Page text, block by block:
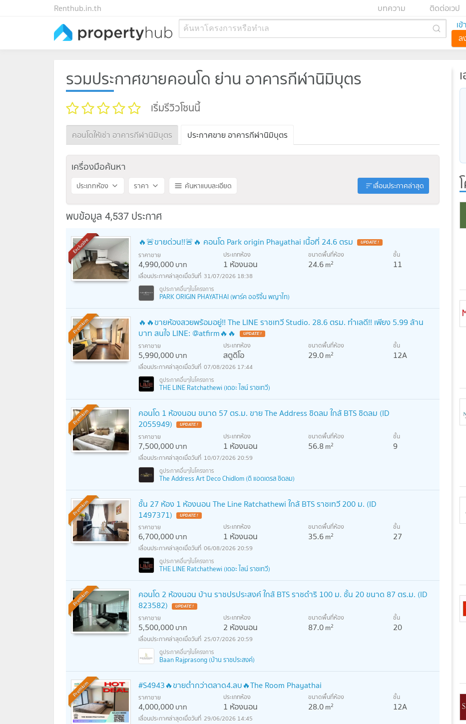
ติดต่อเวป
บทความ
Renthub.in.th
ค้นหาโครงการหรือทำเล เ
ล
รวมประกาศขายคอนโด ย่าน อาคารกีฬานิมิบุตร
เริ่มรีวิวโซนนี้
คอนโดให้เช่า อาคารกีฬานิมิบุตร ประกาศขาย อาคารกีฬานิมิบุตร
เครื่องมือค้นหา
ประเภทห้อง ราคา ค้นหาแบบละเอียด เลื่อนประกาศล่าสุด
พบข้อมูล 4,537 ประกาศ
Exclusive 🔥🚨ขายด่วน!!🚨🔥 คอนโด Park origin Phayathai เนื้อที่ 24.6 ตรม
ราคาขาย
4,990,000บาท
ประเภทห้อง
1 ห้องนอน
ขนาดพื้นที่ห้อง
24.6m2
ชั้น
11
31/07/2026 18:38
PARK ORIGIN PHAYATHAI (พาร์ค ออริจิ้น พญาไท)
Premium
🔥🔥ขายห้องสวยพร้อมอยู่!! The LINE ราชเทวี Studio. 28.6 ตรม. ทำเลดี!! เพียง 5.99 ล้าน
บาท สนใจ LINE: @atfirm🔥🔥
ราคาขาย
5,990,000บาท
ประเภทห้อง
สตูดิโอ
ขนาดพื้นที่ห้อง
29.0m2
ชั้น
12A
07/08/2026 17:44
THE LINE Ratchathewi (เดอะ ไลน์ ราชเทวี)
Premium
คอนโด 1 ห้องนอน ขนาด 57 ตร.ม. ขาย The Address ชิดลม ใกล้ BTS ชิดลม (ID
2055949)
ราคาขาย
7,500,000บาท
ประเภทห้อง
1 ห้องนอน
ขนาดพื้นที่ห้อง
56.8 m2
ชั้น
9
10/07/2026 20:59
The Address Art Deco Chidlom (ดิ แอดเดรส ชิดลม)
Premium
ชั้น 27 ห้อง 1 ห้องนอน The Line Ratchathewi ใกล้ BTS ราชเทวี 200 ม. (ID
1497371)
ราคาขาย
6,700,000บาท
ประเภทห้อง
1 ห้องนอน
ขนาดพื้นที่ห้อง
35.6m2
ชั้น
27
06/08/2026 20:59
THE LINE Ratchathewi (เดอะ ไลน์ ราชเทวี)
Premium
คอนโด 2 ห้องนอน บ้าน ราชปรประสงค์ ใกล้ BTS ราชดำริ 100 ม. ชั้น 20 ขนาด 87 ตร.ม. (ID
823582)
ราคาขาย
5,500,000บาท
ประเภทห้อง
2 ห้องนอน
ขนาดพื้นที่ห้อง
87.0m2
ชั้น
20
25/07/2026 20:59
Baan Rajprasong (บ้าน ราชประสงค์)
Premium #S4943🔥ขายต่ำกว่าตลาด4.ลบ🔥The Room Phayathai
ราคาขาย
4,000,000บาท
ประเภทห้อง
1 ห้องนอน
ขนาดพื้นที่ห้อง
28.0m2
ชั้น
12A
29/06/2026 14:45